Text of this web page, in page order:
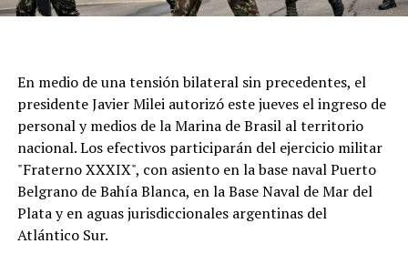
En medio de una tensión bilateral sin precedentes, el
presidente Javier Milei autorizó este jueves el ingreso de
personal y medios de la Marina de Brasil al territorio
nacional. Los efectivos participarán del ejercicio militar
"Fraterno XXXIX", con asiento en la base naval Puerto
Belgrano de Bahía Blanca, en la Base Naval de Mar del
Plata y en aguas jurisdiccionales argentinas del
Atlántico Sur.